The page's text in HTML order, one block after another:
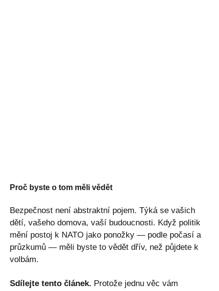
Proč byste o tom měli vědět
Bezpečnost není abstraktní pojem. Týká se vašich
dětí, vašeho domova, vaší budoucnosti. Když politik
mění postoj k NATO jako ponožky — podle počasí a
průzkumů — měli byste to vědět dřív, než půjdete k
volbám.
Sdílejte tento článek. Protože jednu věc vám